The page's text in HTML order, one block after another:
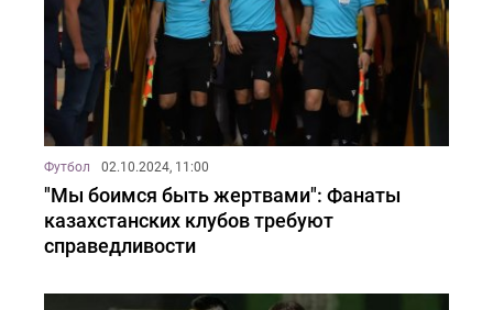
Футбол 02.10.2024, 11:00
"Мы боимся быть жертвами": Фанаты
казахстанских клубов требуют
справедливости